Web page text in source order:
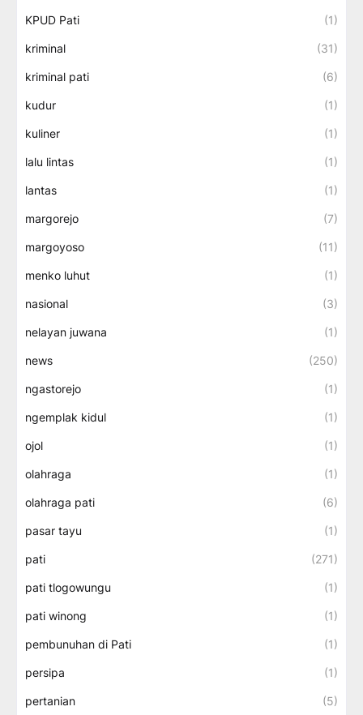
KPUD Pati (1)
kriminal (31)
kriminal pati (6)
kudur (1)
kuliner (1)
lalu lintas (1)
lantas (1)
margorejo (7)
margoyoso (11)
menko luhut (1)
nasional (3)
nelayan juwana (1)
news (250)
ngastorejo (1)
ngemplak kidul (1)
ojol (1)
olahraga (1)
olahraga pati (6)
pasar tayu (1)
pati (271)
pati tlogowungu (1)
pati winong (1)
pembunuhan di Pati (1)
persipa (1)
pertanian (5)